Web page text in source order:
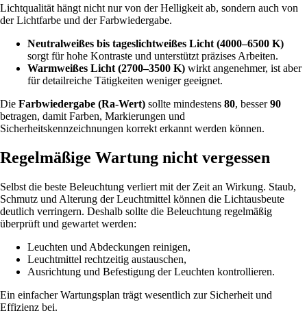
Lichtqualität hängt nicht nur von der Helligkeit ab, sondern auch von
der Lichtfarbe und der Farbwiedergabe.
Neutralweißes bis tageslichtweißes Licht (4000–6500 K)
sorgt für hohe Kontraste und unterstützt präzises Arbeiten.
Warmweißes Licht (2700–3500 K) wirkt angenehmer, ist aber
für detailreiche Tätigkeiten weniger geeignet.
Die Farbwiedergabe (Ra-Wert) sollte mindestens 80, besser90
betragen, damit Farben, Markierungen und
Sicherheitskennzeichnungen korrekt erkannt werden können.
Regelmäßige Wartung nicht vergessen
Selbst die beste Beleuchtung verliert mit der Zeit an Wirkung. Staub,
Schmutz und Alterung der Leuchtmittel können die Lichtausbeute
deutlich verringern. Deshalb sollte die Beleuchtung regelmäßig
überprüft und gewartet werden:
Leuchten und Abdeckungen reinigen,
Leuchtmittel rechtzeitig austauschen,
Ausrichtung und Befestigung der Leuchten kontrollieren.
Ein einfacher Wartungsplan trägt wesentlich zur Sicherheit und
Effizienz bei.